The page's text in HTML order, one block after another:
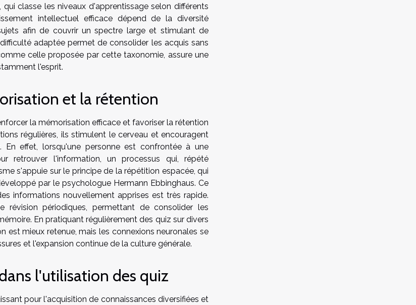
classe les niveaux d'apprentissage selon différents
intellectuel efficace dépend de la diversité
afin de couvrir un spectre large et stimulant de
adaptée permet de consolider les acquis sans
celle proposée par cette taxonomie, assure une
l'esprit.
et la rétention
la mémorisation efficace et favoriser la rétention
régulières, ils stimulent le cerveau et encouragent
effet, lorsqu'une personne est confrontée à une
retrouver l'information, un processus qui, répété
s'appuie sur le principe de la répétition espacée, qui
par le psychologue Hermann Ebbinghaus. Ce
informations nouvellement apprises est très rapide.
périodiques, permettant de consolider les
En pratiquant régulièrement des quiz sur divers
est mieux retenue, mais les connexions neuronales se
et l'expansion continue de la culture générale.
l'utilisation des quiz
pour l'acquisition de connaissances diversifiées et